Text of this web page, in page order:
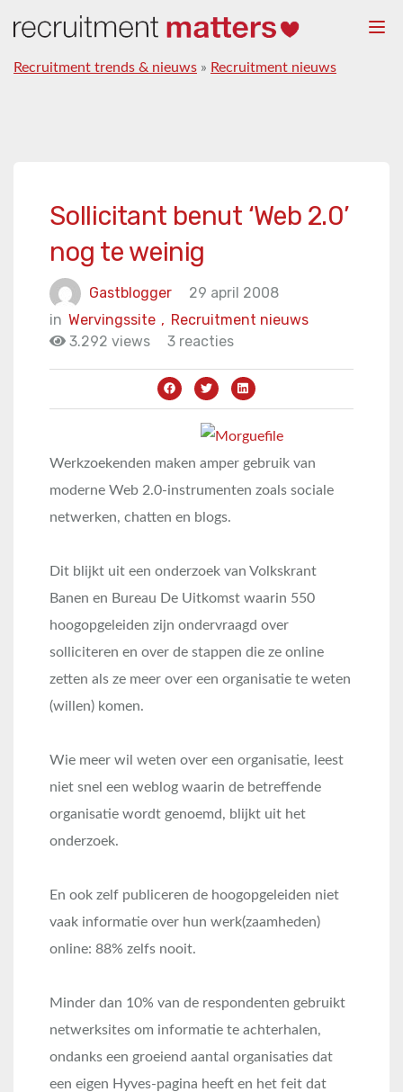
Recruitment trends & nieuws » Recruitment nieuws
Sollicitant benut ‘Web 2.0’
nog te weinig
Gastblogger
29 april 2008
in
Recruitment nieuws
Wervingssite ,
3.292 views
3 reacties
Werkzoekenden maken amper gebruik van
moderne Web 2.0-instrumenten zoals sociale
netwerken, chatten en blogs.
Dit blijkt uit een onderzoek van Volkskrant
Banen en Bureau De Uitkomst waarin 550
hoogopgeleiden zijn ondervraagd over
solliciteren en over de stappen die ze online
zetten als ze meer over een organisatie te weten
(willen) komen.
Wie meer wil weten over een organisatie, leest
niet snel een weblog waarin de betreffende
organisatie wordt genoemd, blijkt uit het
onderzoek.
En ook zelf publiceren de hoogopgeleiden niet
vaak informatie over hun werk(zaamheden)
online: 88% zelfs nooit.
Minder dan 10% van de respondenten gebruikt
netwerksites om informatie te achterhalen,
ondanks een groeiend aantal organisaties dat
een eigen Hyves-pagina heeft en het feit dat